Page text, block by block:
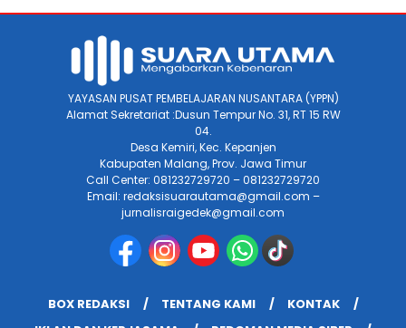
YAYASAN PUSAT PEMBELAJARAN NUSANTARA (YPPN)
Alamat Sekretariat :Dusun Tempur No. 31, RT 15 RW
04.
Desa Kemiri, Kec. Kepanjen
Kabupaten Malang, Prov. Jawa Timur
Call Center: 081232729720 – 081232729720
Email: redaksisuarautama@gmail.com –
jurnalisraigedek@gmail.com
BOX REDAKSI TENTANG KAMI
KONTAK